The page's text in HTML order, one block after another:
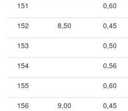
151 0,60
152 8,50 0,45
153 0,50
154 0,56
155 0,60
156 9,00 0,45